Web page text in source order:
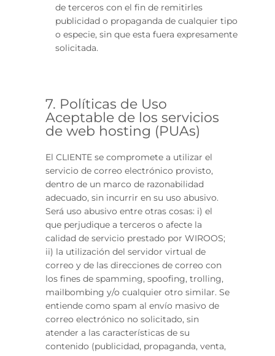
de terceros con el fin de remitirles
publicidad o propaganda de cualquier tipo
o especie, sin que esta fuera expresamente
solicitada.
7. Políticas de Uso
Aceptable de los servicios
de web hosting (PUAs)
El CLIENTE se compromete a utilizar el
servicio de correo electrónico provisto,
dentro de un marco de razonabilidad
adecuado, sin incurrir en su uso abusivo.
Será uso abusivo entre otras cosas: i) el
que perjudique a terceros o afecte la
calidad de servicio prestado por WIROOS;
ii) la utilización del servidor virtual de
correo y de las direcciones de correo con
los fines de spamming, spoofing, trolling,
mailbombing y/o cualquier otro similar. Se
entiende como spam al envío masivo de
correo electrónico no solicitado, sin
atender a las características de su
contenido (publicidad, propaganda, venta,